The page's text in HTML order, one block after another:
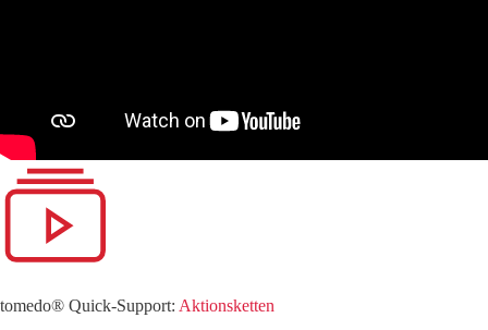
tomedo® Quick-Support: Aktionsketten